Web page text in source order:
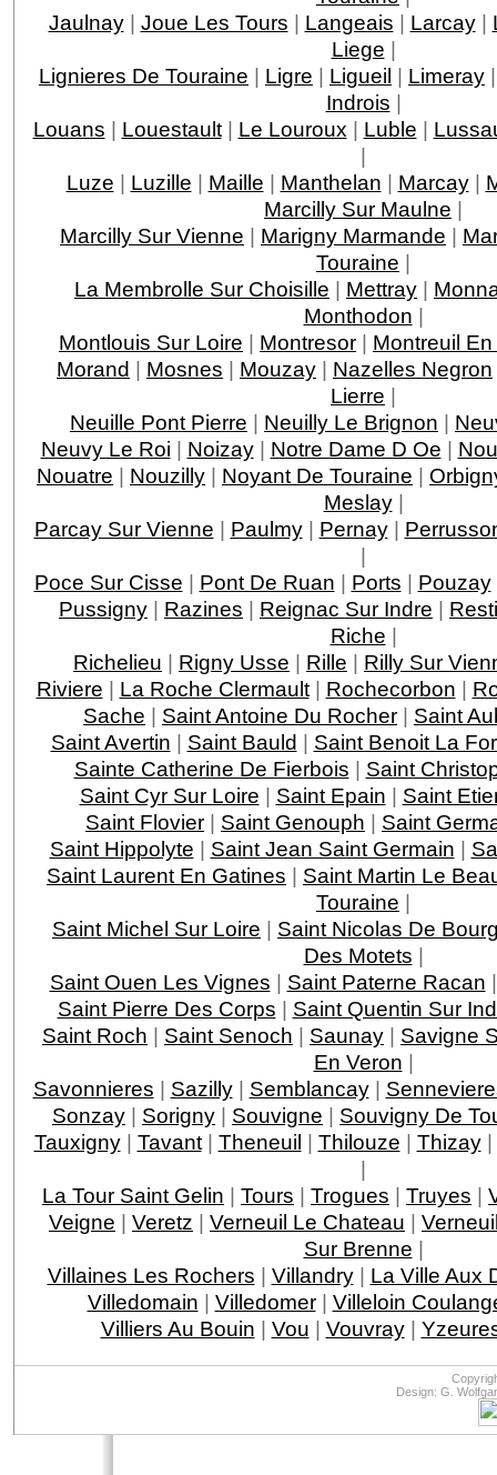
Jaulnay| Joue Les Tours | Langeais | Larcay|
Liege |
Lignieres De Touraine | Ligre | Ligueil | Limeray
Indrois |
Louans | Louestault| Le Louroux | Luble |
|
Luze | Luzille | Maille | Manthelan | Marcay|
Marcilly Sur Maulne |
Marcilly Sur Vienne | Marigny Marmande |
Touraine |
La Membrolle Sur Choisille | Mettray |
Monthodon |
Montlouis Sur Loire | Montresor | Montreuil
Morand | Mosnes | Mouzay | Nazelles Negron
Lierre |
Neuille Pont Pierre | Neuilly Le Brignon |
Neuvy Le Roi | Noizay| Notre Dame D Oe |
Nouatre | Nouzilly | Noyant De Touraine |
Meslay|
Parcay Sur Vienne | Paulmy| Pernay|
|
Poce Sur Cisse | Pont De Ruan | Ports | Pouzay
Pussigny | Razines | Reignac Sur Indre |
Riche |
Richelieu | Rigny Usse | Rille | Rilly Sur
Riviere | La Roche Clermault| Rochecorbon |
Sache | Saint Antoine Du Rocher | Saint
Saint Avertin | Saint Bauld | Saint Benoit La
Sainte Catherine De Fierbois | Saint
Saint Cyr Sur Loire | Saint Epain | Saint
Saint Flovier | Saint Genouph | Saint
Saint Hippolyte | Saint Jean Saint Germain |
Saint Laurent En Gatines | Saint Martin Le
Touraine |
Saint Michel Sur Loire | Saint Nicolas De
Des Motets |
Saint Ouen Les Vignes | Saint Paterne Racan
Saint Pierre Des Corps | Saint Quentin Sur
Saint Roch | Saint Senoch | Saunay | Savigne
En Veron |
Savonnieres | Sazilly| Semblancay|
Sonzay | Sorigny | Souvigne | Souvigny De
Tauxigny| Tavant| Theneuil | Thilouze | Thizay|
|
La Tour Saint Gelin | Tours | Trogues | Truyes |
Veigne | Veretz | Verneuil Le Chateau |
Sur Brenne |
Villaines Les Rochers | Villandry| La Ville Aux
Villedomain | Villedomer| Villeloin
Villiers Au Bouin | Vou | Vouvray|
Design: G.